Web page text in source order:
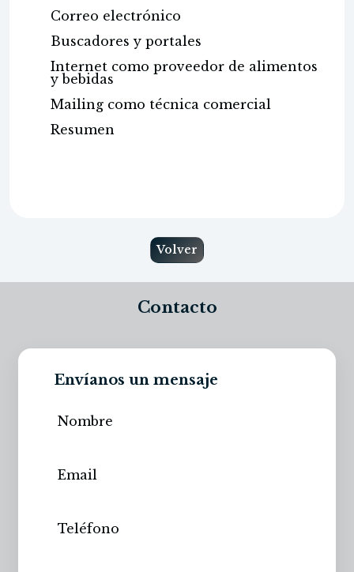
Correo electrónico
Buscadores y portales
Internet como proveedor de alimentos
y bebidas
Mailing como técnica comercial
Resumen
Volver
Contacto
Envíanos un mensaje